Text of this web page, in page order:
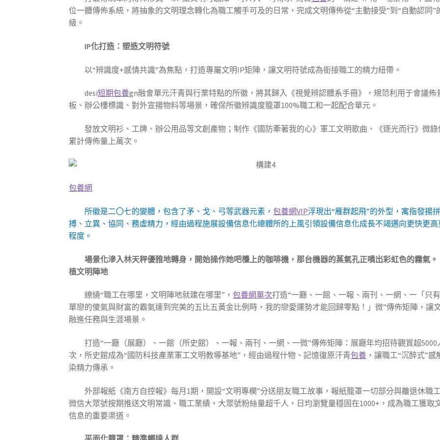
位一體傳佈系統，將抽象的文明理念轉化為職工觸手可及的日常，完成文明傳佈從“主動接受”到“自動認同”
級。
IP化打造：塑造文明符號
以“辨識度+感情共識”為焦點，打造專屬文明IP矩陣，讓文明符號成為銜接職工的精力紐帶。
desi短期包養gn融會單元汗青與行業特點的所徽，將其歸入《視覺辨認體系手冊》，規范利用于會議佈
板、辦公樓標識、對外宣揚物料等場景，確保所徽辨識度籠罩100%職工和一起配合單元。
發放文明衫、工牌、辦公用品等文創產物；制作《國防牽著我的心》軍工文明歌曲、《逐光而行》微錄
累計傳佈量上萬次。
包養網
所徽是二〇七的變體，包含了矛、戈、弓等武器元素，包養網VIP浮現出“雁群起飛”的外型，寓指發揚拼
搏、立異、協同、務虛精力，經由過程施展設備信息化總體所的上風引領設備信息化成長不竭邁向更快更高
程度。
場景化滲入林天秤優雅地轉身，開始操作她吧檯上的咖啡機，那台機器的蒸氣孔正噴出彩虹色的霧氣。
植文明陣地
繚繞“職工在哪里，文明陣地就建在哪里”，包養網單次打造“一廳、一館、一報、兩刊、一網、一「只
單戀的傻氣與財富的霸氣達到完美的五比五黃金比例時，我的戀愛運勢才能回歸零點！」微”傳佈矩陣，讓
融進任務與生涯場景。
打造“一廳（展廳）、一館（所史館）、一報、兩刊、一網、一微”傳佈矩陣：展廳年均招待觀賞超5000
次，所史館成為“國防科技產業軍工文明教導基地”，經由過程什物、記憶復原汗青包養 ，讓職工“沉醉式”感
染精力傳承。
外部報紙《南方自控報》每月1期，開設“文明專欄”分送朋友職工故事，報紙籠罩一切部分與離退休職工
微信大眾號按期推送文明常識、職工業績，大眾號粉絲量超千人，日均瀏覽量穩固在1000+，成為職工獲取
信息的重要渠道。